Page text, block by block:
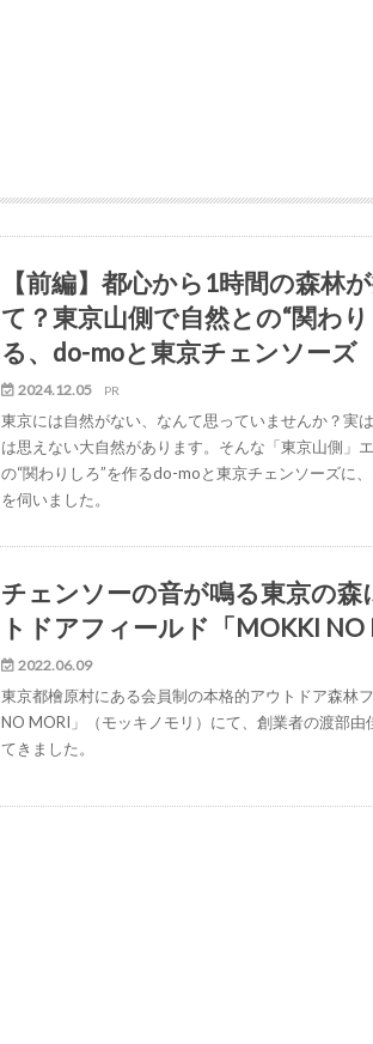
【前編】都心から1時間の森林
て？東京山側で自然との“関わ
る、do-moと東京チェンソーズ
2024.12.05 PR
東京には自然がない、なんて思っていませんか？実
は思えない大自然があります。そんな「東京山側」
の“関わりしろ”を作るdo-moと東京チェンソーズに
を伺いました。
チェンソーの音が鳴る東京の森
トドアフィールド「MOKKI NO
2022.06.09
東京都檜原村にある会員制の本格的アウトドア森林
NO MORI」（モッキノモリ）にて、創業者の渡部由
てきました。